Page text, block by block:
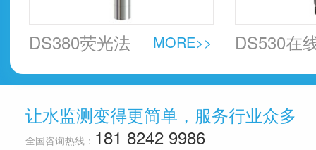
DS380荧光法
溶解氧传感器
MORE>>
DS530在
中油传感
让水监测变得更简单，服务行业众多
全国咨询热线： 181 8242 9986